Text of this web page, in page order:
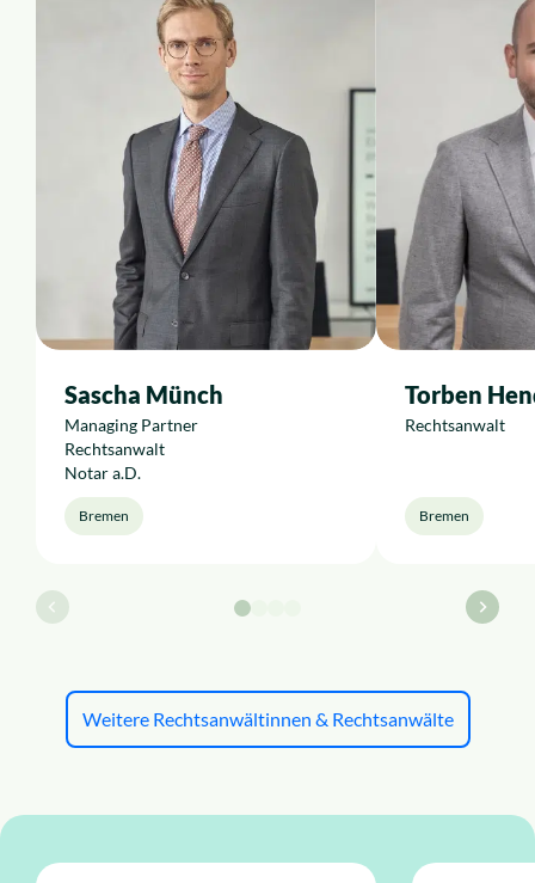
Sascha Münch
Managing Partner
Rechtsanwalt
Notar a.D.
Bremen
Torben
Rechtsanwalt
Bremen
Weitere Rechtsanwältinnen & Rechtsanwälte